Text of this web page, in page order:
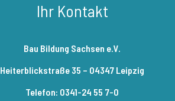
Ihr Kontakt
Bau Bildung Sachsen e.V.
Heiterblickstraße 35 – 04347 Leipzig
Telefon: 0341-24 55 7-0